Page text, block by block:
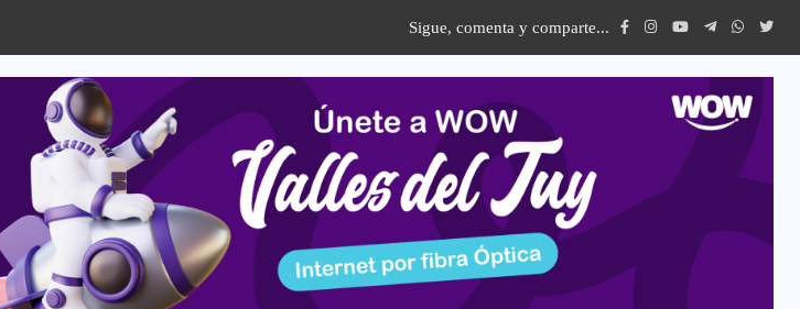
Sigue, comenta y comparte...